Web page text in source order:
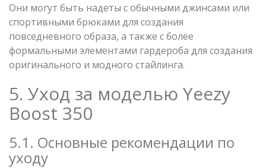
Они могут быть надеты с обычными джинсами или
спортивными брюками для создания
повседневного образа, а также с более
формальными элементами гардероба для создания
оригинального и модного стайлинга.
5. Уход за моделью Yeezy
Boost 350
5.1. Основные рекомендации по
уходу